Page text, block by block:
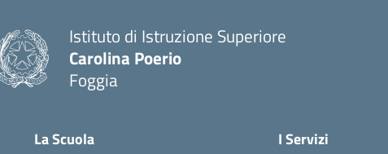
Istituto di Istruzione Superiore
Carolina Poerio
Foggia
La Scuola I Servizi